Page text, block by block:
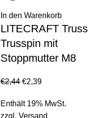
In den Warenkorb
LITECRAFT Truss
Trusspin mit
Stoppmutter M8
€2,44 €2,39
Enthält 19% MwSt.
zzgl. Versand